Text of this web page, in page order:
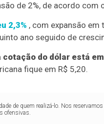
de 2%, de acordo com
2,3% , com expansão
ano seguido de
do dólar está
fique em R$ 5,20.
de quem realizá-lo. Nos
ofensivas.